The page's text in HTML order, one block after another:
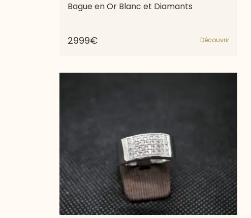
Bague en Or Blanc et Diamants
2999€ Découvrir